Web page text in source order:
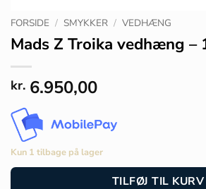
FORSIDE / SMYKKER / VEDHÆNG
Mads Z Troika vedhæng –
kr. 6.950,00
Kun 1 tilbage på lager
TILFØJ TIL KURV